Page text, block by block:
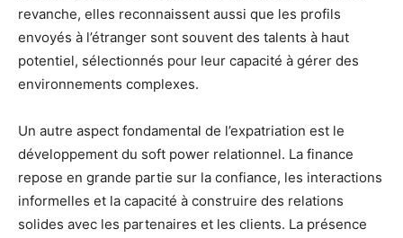
revanche, elles reconnaissent aussi que les profils
envoyés à l’étranger sont souvent des talents à haut
potentiel, sélectionnés pour leur capacité à gérer des
environnements complexes.
Un autre aspect fondamental de l’expatriation est le
développement du soft power relationnel. La finance
repose en grande partie sur la confiance, les interactions
informelles et la capacité à construire des relations
solides avec les partenaires et les clients. La présence